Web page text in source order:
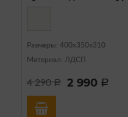
Размеры: 400х350х310
Материал: ЛДСП
4 290a 2 990 a